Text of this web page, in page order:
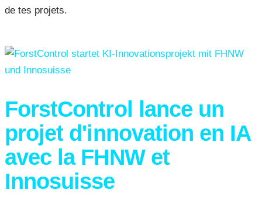
de tes projets.
ForstControl lance un
projet d'innovation en IA
avec la FHNW et
Innosuisse